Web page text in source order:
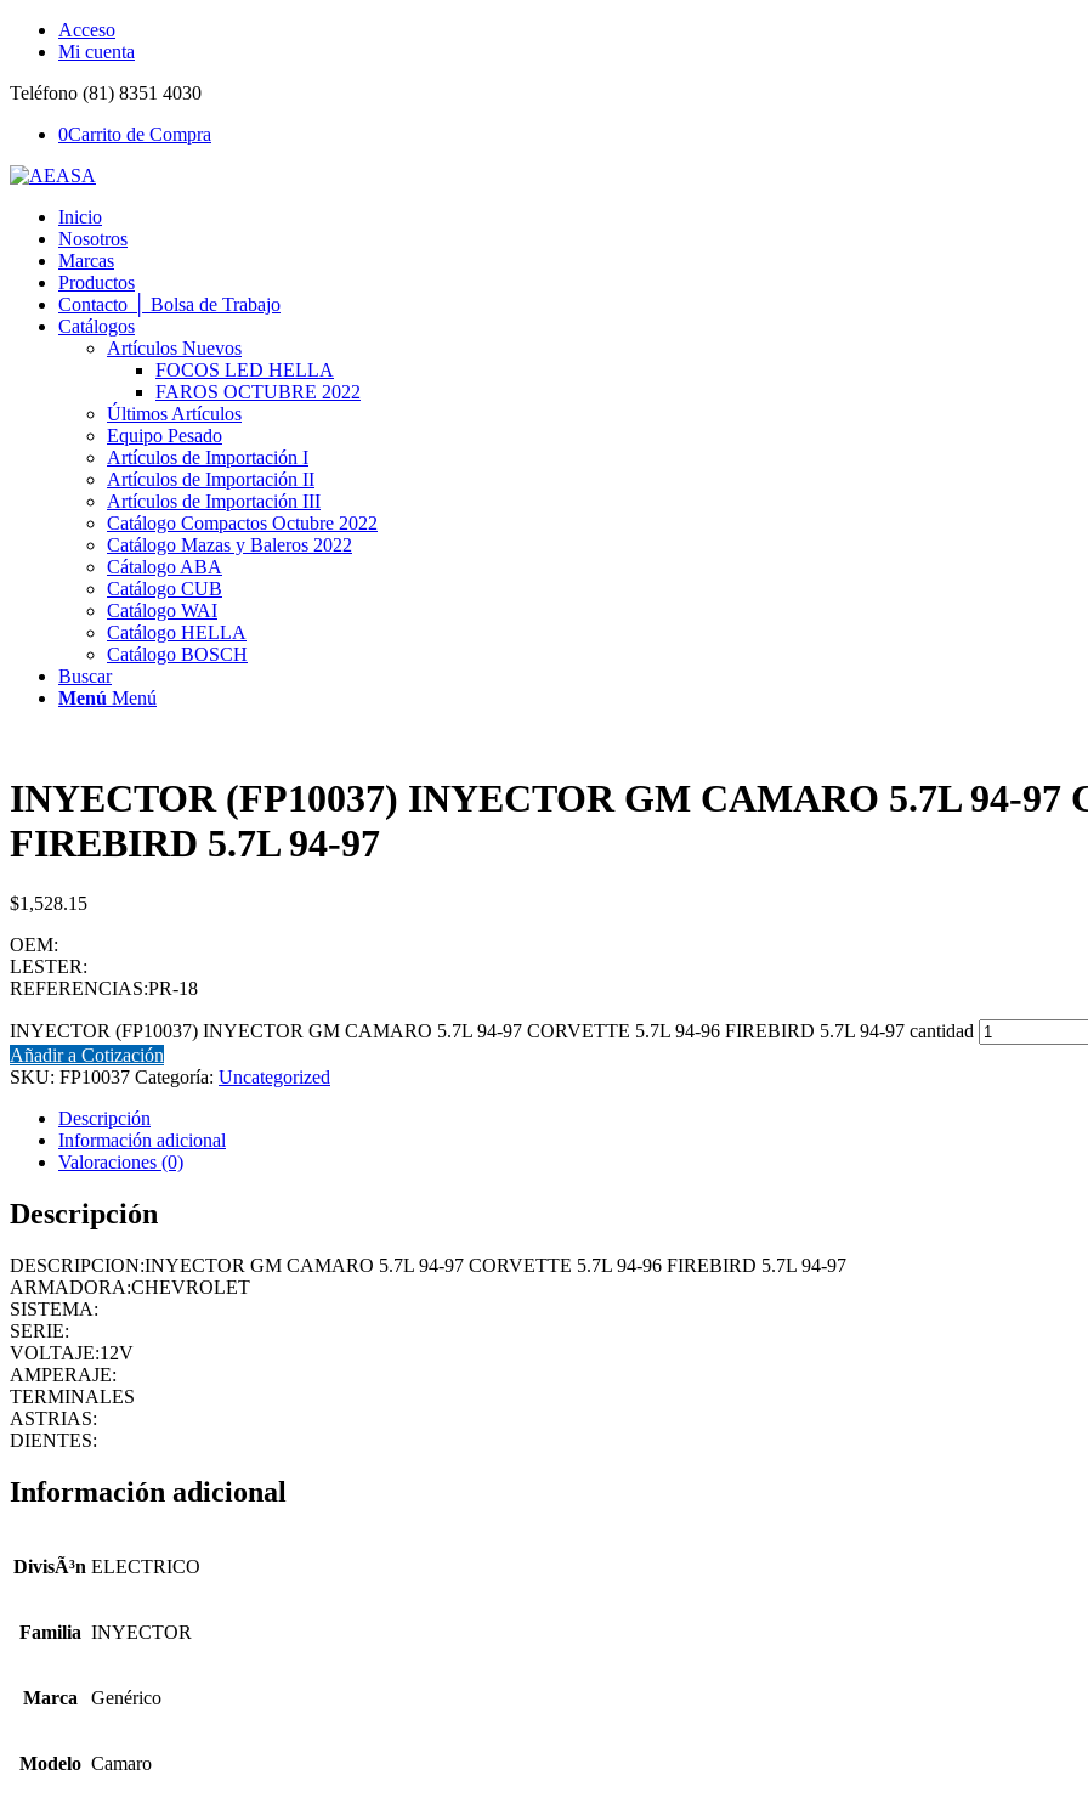
Acceso
Mi cuenta
Teléfono (81) 8351 4030
0Carrito de Compra
Inicio
Nosotros
Marcas
Productos
Contacto │ Bolsa de Trabajo
Catálogos
Artículos Nuevos
FOCOS LED HELLA
FAROS OCTUBRE 2022
Últimos Artículos
Equipo Pesado
Artículos de Importación I
Artículos de Importación II
Artículos de Importación III
Catálogo Compactos Octubre 2022
Catálogo Mazas y Baleros 2022
Cátalogo ABA
Catálogo CUB
Catálogo WAI
Catálogo HELLA
Catálogo BOSCH
Buscar
Menú Menú
INYECTOR (FP10037) INYECTOR GM CAMARO 5.7L 94-97
FIREBIRD 5.7L 94-97
$1,528.15
OEM:
LESTER:
REFERENCIAS:PR-18
INYECTOR (FP10037) INYECTOR GM CAMARO 5.7L 94-97 CORVETTE 5.7L 94-96 FIREBIRD 5.7L 94-97 cantidad
Añadir a Cotización
SKU: FP10037 Categoría: Uncategorized
Descripción
Información adicional
Valoraciones (0)
Descripción
DESCRIPCION:INYECTOR GM CAMARO 5.7L 94-97 CORVETTE 5.7L 94-96 FIREBIRD 5.7L 94-97
ARMADORA:CHEVROLET
SISTEMA:
SERIE:
VOLTAJE:12V
AMPERAJE:
TERMINALES
ASTRIAS:
DIENTES:
Información adicional
DivisÃ³n ELECTRICO
Familia INYECTOR
Marca Genérico
Modelo Camaro